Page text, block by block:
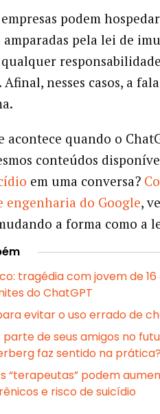
podem
pela lei de
nesses casos, a
acontece quando o
conteúdos
em uma conversa?
engenharia do Google,
a forma como a
tragédia com jovem de
do ChatGPT
evitar o uso errado de
parte de seus amigos no
faz sentido na prática?
“terapeutas” podem
e risco de suicídio